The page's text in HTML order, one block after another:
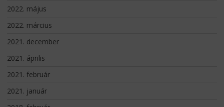
2022. május
2022. március
2021. december
2021. április
2021. február
2021. január